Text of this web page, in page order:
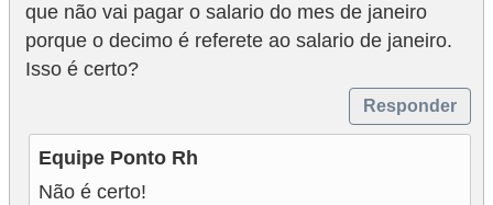
que não vai pagar o salario do mes de janeiro
porque o decimo é referete ao salario de janeiro.
Isso é certo?
Responder
Equipe Ponto Rh
Não é certo!